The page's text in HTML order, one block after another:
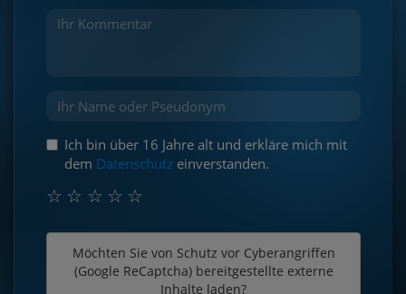
Ich bin über 16 Jahre alt und erkläre mich mit
dem Datenschutz einverstanden.
☆
☆
☆
☆
☆
Möchten Sie von Schutz vor Cyberangriffen
(Google ReCaptcha)bereitgestellte externe
Inhalte laden?